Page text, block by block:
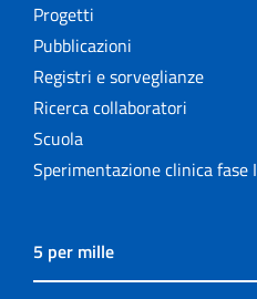
Progetti
Pubblicazioni
Registri e sorveglianze
Ricerca collaboratori
Scuola
Sperimentazione clinica fase I
5 per mille